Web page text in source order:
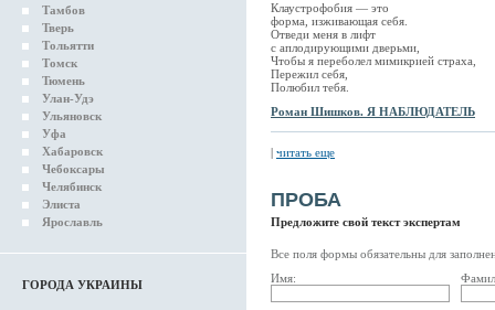
Тамбов
Тверь
Тольятти
Томск
Тюмень
Улан-Удэ
Ульяновск
Уфа
Хабаровск
Чебоксары
Челябинск
Элиста
Ярославль
ГОРОДА УКРАИНЫ
Клаустрофобия — это
форма, изживающая себя.
Отведи меня в лифт
с аплодирующими дверьми,
Чтобы я переболел мимикрией страха,
Пережил себя,
Полюбил тебя.
Роман Шишков. Я НАБЛЮДАТЕЛЬ
| читать еще
ПРОБА
Предложите свой текст экспертам
Все поля формы обязательны для
Имя: